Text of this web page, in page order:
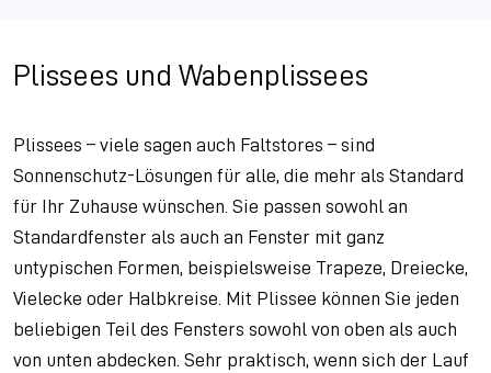
Plissees und Wabenplissees
Plissees – viele sagen auch Faltstores – sind
Sonnenschutz-Lösungen für alle, die mehr als Standard
für Ihr Zuhause wünschen. Sie passen sowohl an
Standardfenster als auch an Fenster mit ganz
untypischen Formen, beispielsweise Trapeze, Dreiecke,
Vielecke oder Halbkreise. Mit Plissee können Sie jeden
beliebigen Teil des Fensters sowohl von oben als auch
von unten abdecken. Sehr praktisch, wenn sich der Lauf